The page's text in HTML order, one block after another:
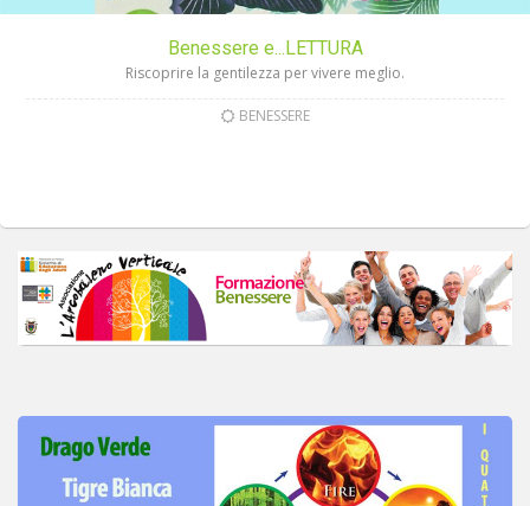
Benessere e...LETTURA
Riscoprire la gentilezza per vivere meglio.
BENESSERE